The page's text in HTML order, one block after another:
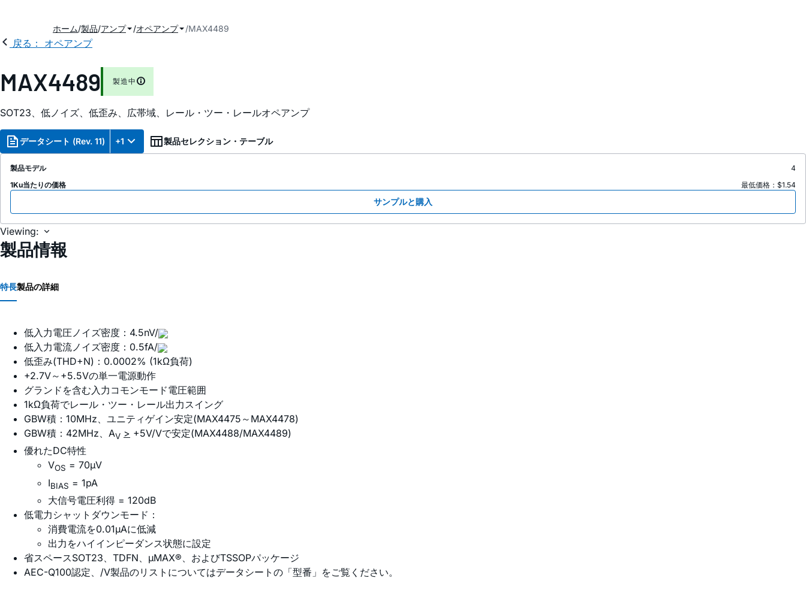
ホーム 製品 アンプ オペアンプ MAX4489
戻る： オペアンプ
MAX4489 製造中
SOT23、低ノイズ、低歪み、広帯域、レール・ツー・レールオペアンプ
データシート (Rev. 11) +1 製品セレクション・テーブル
製品モデル
4
1Ku当たりの価格
最低価格：$1.54
サンプルと購入
Viewing:
製品情報
特長製品の詳細
低入力電圧ノイズ密度：4.5nV/
低入力電流ノイズ密度：0.5fA/
低歪み(THD+N)：0.0002% (1kΩ負荷)
+2.7V～+5.5Vの単一電源動作
グランドを含む入力コモンモード電圧範囲
1kΩ負荷でレール・ツー・レール出力スイング
GBW積：10MHz、ユニティゲイン安定(MAX4475～MAX4478)
GBW積：42MHz、AV > +5V/Vで安定(MAX4488/MAX4489)
優れたDC特性
VOS = 70µV
IBIAS = 1pA
大信号電圧利得 = 120dB
低電力シャットダウンモード：
消費電流を0.01µAに低減
出力をハイインピーダンス状態に設定
省スペースSOT23、TDFN、µMAX®、およびTSSOPパッケージ
AEC-Q100認定、/V製品のリストについてはデータシートの「型番」をご覧ください。